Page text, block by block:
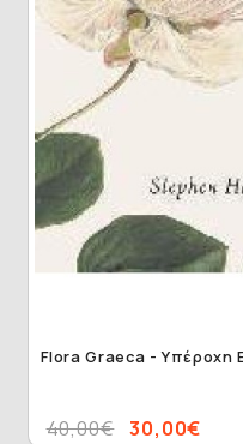
Flora Graeca - Υπέροχη
30,00€
40,00€